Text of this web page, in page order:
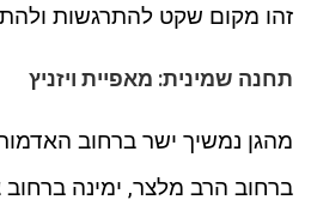
זהו מקום שקט להתרגשות
תחנה שמינית: מאפיית ויזניץ
מהגן נמשיך ישר ברחוב
ברחוב הרב מלצר, ימינה